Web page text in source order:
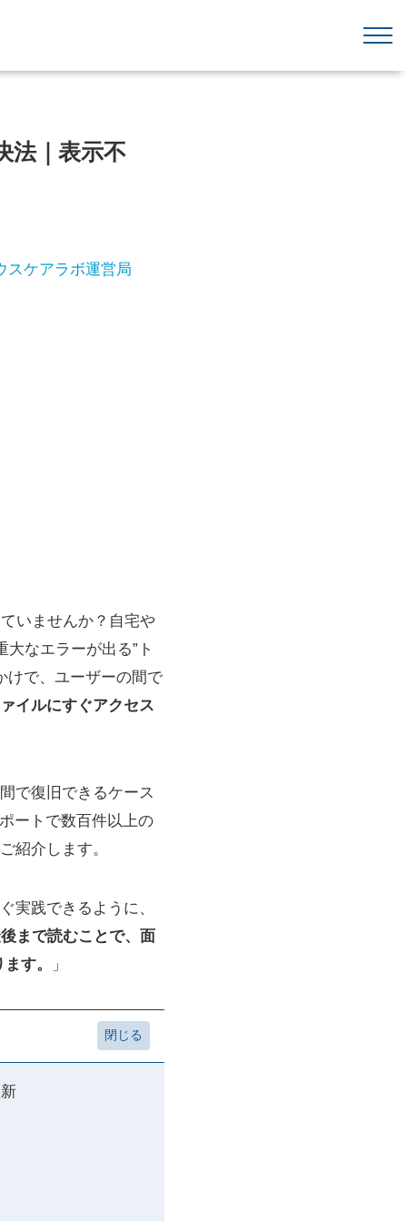
法｜表示不
スケアラボ運営局
いませんか？自宅や
なエラーが出る”ト
けで、ユーザーの間で
イルにすぐアクセス
で復旧できるケース
ートで数百件以上の
紹介します。
実践できるように、
まで読むことで、面
す。
」